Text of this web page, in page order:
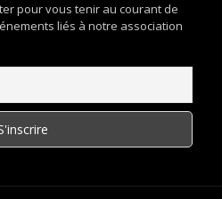
pour vous tenir au courant de
liés à notre association